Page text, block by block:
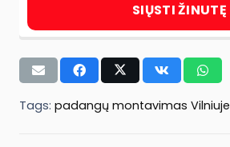
SIŲSTI ŽINUTĘ
Tags: padangų montavimas Vilniuje